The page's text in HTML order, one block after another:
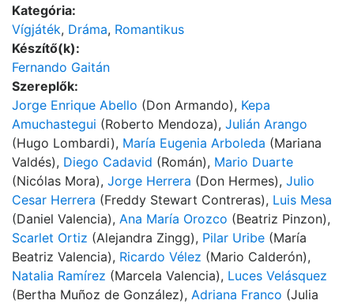
Kategória:
Vígjáték, Dráma, Romantikus
Készítő(k):
Fernando Gaitán
Szereplők:
Jorge Enrique Abello (Don Armando), Kepa
Amuchastegui (Roberto Mendoza), Julián Arango
(Hugo Lombardi), María Eugenia Arboleda (Mariana
Valdés), Diego Cadavid (Román), Mario Duarte
(Nicólas Mora), Jorge Herrera (Don Hermes), Julio
Cesar Herrera (Freddy Stewart Contreras), Luis Mesa
(Daniel Valencia), Ana María Orozco (Beatriz Pinzon),
Scarlet Ortiz (Alejandra Zingg), Pilar Uribe (María
Beatriz Valencia), Ricardo Vélez (Mario Calderón),
Natalia Ramírez (Marcela Valencia), Luces Velásquez
(Bertha Muñoz de González), Adriana Franco (Julia